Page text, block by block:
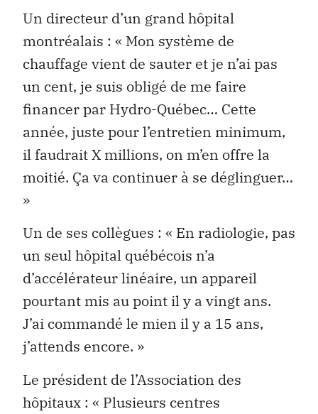
Un directeur d’un grand hôpital
montréalais : « Mon système de
chauffage vient de sauter et je n’ai pas
un cent, je suis obligé de me faire
financer par Hydro-Québec… Cette
année, juste pour l’entretien minimum,
il faudrait X millions, on m’en offre la
moitié. Ça va continuer à se déglinguer…
»
Un de ses collègues : « En radiologie, pas
un seul hôpital québécois n’a
d’accélérateur linéaire, un appareil
pourtant mis au point il y a vingt ans.
J’ai commandé le mien il y a 15 ans,
j’attends encore. »
Le président de l’Association des
hôpitaux : « Plusieurs centres